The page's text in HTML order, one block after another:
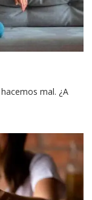
mal. ¿A